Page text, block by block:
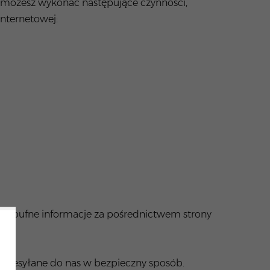
wykonać następujące czynności,
poufne informacje za pośrednictwem strony
do nas w bezpieczny sposób.